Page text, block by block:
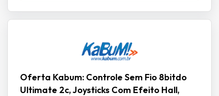
Oferta Kabum: Controle Sem Fio 8bitdo
Ultimate 2c, Joysticks Com Efeito Hall,